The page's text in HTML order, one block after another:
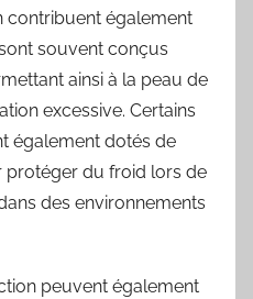
contribuent également
souvent conçus
ainsi à la peau de
excessive. Certains
également dotés de
du froid lors de
des environnements
peuvent également